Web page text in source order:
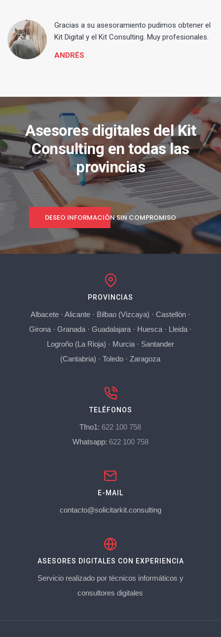
Gracias a su asesoramiento pudimos obtener el
Kit Digital y el Kit Consulting. Muy profesionales.
ANDRÉS
Asesores digitales del Kit
Consulting en todas las
provincias
DESEO INFORMACIÓN SIN COMPROMISO
PROVINCIAS
Albacete· Alicante· Bilbao (Vizcaya) · Castellón·
Girona· Granada· Guadalajara· Huesca· Lleida·
Logroño (La Rioja) · Murcia· Santander
(Cantabria) ·Toledo ·Zaragoza
TELÉFONOS
Tfno1: 622 100 758
Whatsapp: 622 100 758
E-MAIL
contacto@solicitarkit.consulting
ASESORES DIGITALES CON EXPERIENCIA
Servicio realizado por técnicos informáticos y
consultores digitales